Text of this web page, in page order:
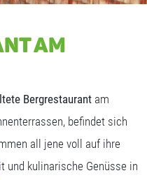
AM
Bergrestaurant am
befindet sich
all jene voll auf ihre
und kulinarische Genüsse in